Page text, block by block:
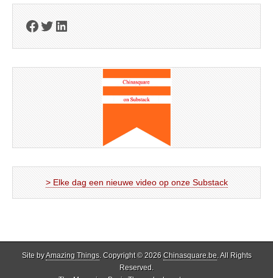
Facebook
Twitter
LinkedIn
> Elke dag een nieuwe video op onze Substack
Site byAmazing Things. Copyright © 2026 Chinasquare.be. All Rights
Reserved.